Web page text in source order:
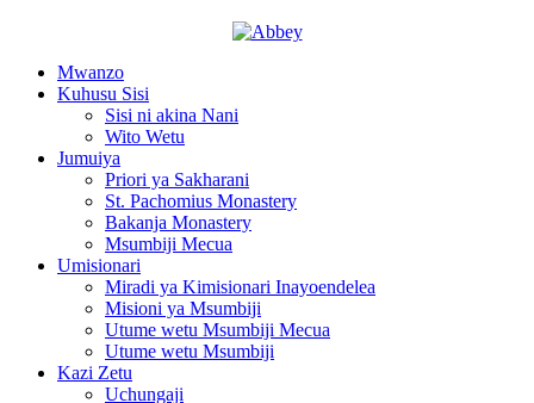
Mwanzo
Kuhusu Sisi
Sisi ni akina Nani
Wito Wetu
Jumuiya
Priori ya Sakharani
St. Pachomius Monastery
Bakanja Monastery
Msumbiji Mecua
Umisionari
Miradi ya Kimisionari Inayoendelea
Misioni ya Msumbiji
Utume wetu Msumbiji Mecua
Utume wetu Msumbiji
Kazi Zetu
Uchungaji